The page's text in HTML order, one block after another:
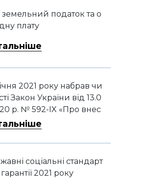
податок та о
плату
2021 року набрав чи
Закон України від 13.0
р. № 592-IX «Про внес
змін до Закону України
на загальнообов’язкове
соціальне стра хув
щодо усунення дискр
за колом платників»
соціальні стандарт
2021 року